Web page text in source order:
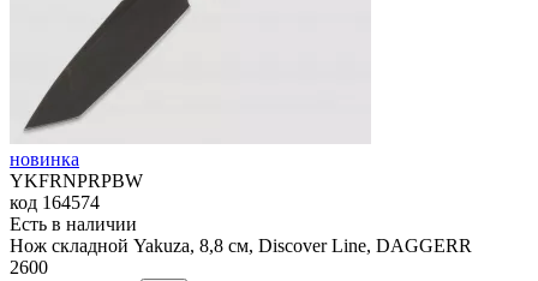
новинка
YKFRNPRPBW
код 164574
Есть в наличии
Нож складной Yakuza, 8,8 см, Discover Line, DAGGERR
2600